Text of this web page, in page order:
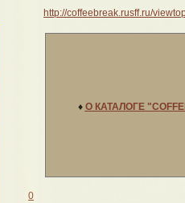
http://coffeebreak.rusff.ru/
♦ О КАТАЛОГЕ
0